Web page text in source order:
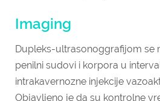
Imaging
Dupleks-ultrasonoggrafijom se
penilni sudovi i korpora u
intrakavernozne injekcije
Objavljeno je da su kontrolne